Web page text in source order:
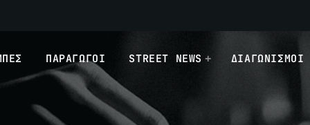
ΠΑΡΑΓΩΓΟΙ STREET NEWS ΔΙΑΓΩΝΙΣΜΟΙ